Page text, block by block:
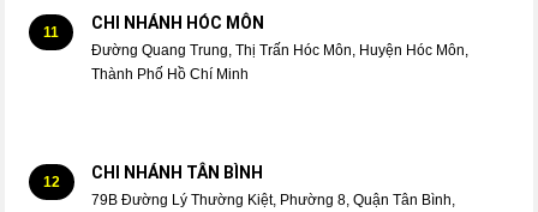
11 CHI NHÁNH HÓC MÔN
Đường Quang Trung, Thị Trấn Hóc Môn, Huyện Hóc Môn,
Thành Phố Hồ Chí Minh
12 CHI NHÁNH TÂN BÌNH
79B Đường Lý Thường Kiệt, Phường 8, Quận Tân Bình,